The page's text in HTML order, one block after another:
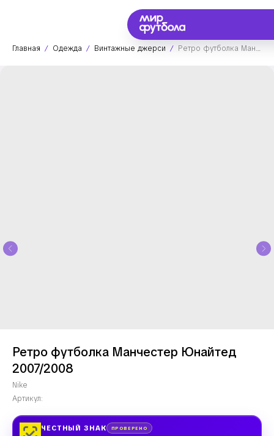
Главная Одежда Винтажные джерси Ретро футболка Манчестер Юнайтед 2007/2008
Ретро футболка Манчестер Юнайтед
2007/2008
Nike
Артикул:
ЧЕСТНЫЙ ЗНАК ПРОВЕРЕНО